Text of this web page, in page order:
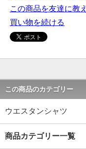
この商品を友達に教
買い物を続ける
この商品のカテゴリー
ウエスタンシャツ
商品カテゴリー一覧